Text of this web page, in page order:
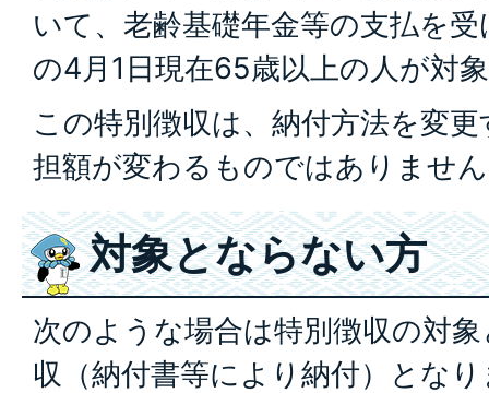
いて、老齢基礎年金等の支払を
の4月1日現在65歳以上の人が対
この特別徴収は、納付方法を変
担額が変わるものではありませ
対象とならない方
次のような場合は特別徴収の対
収（納付書等により納付）とな